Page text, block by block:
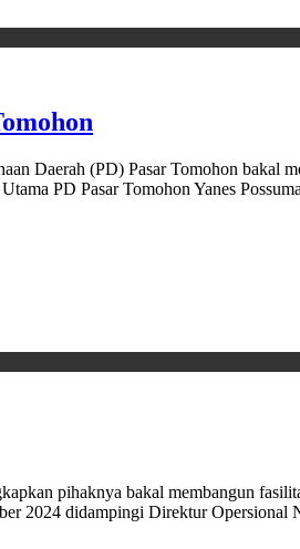
Daerah (PD) Pasar Tomohon bakal
PD Pasar Tomohon Yanes
pihaknya bakal membangun
2024 didampingi Direktur